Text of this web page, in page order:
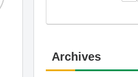
Archives